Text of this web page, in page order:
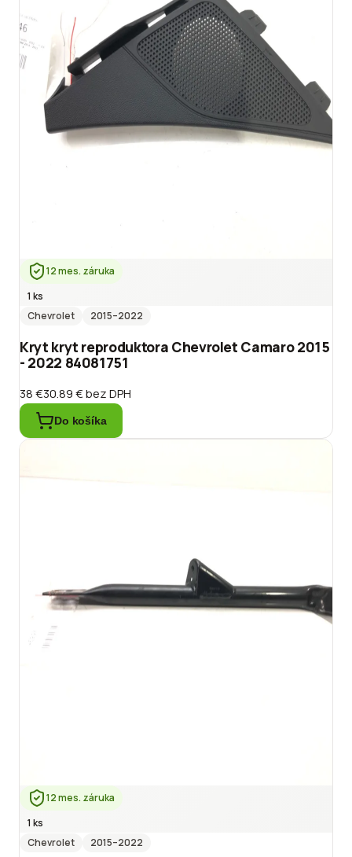
12 mes. záruka
1 ks
Chevrolet
2015–2022
Kryt kryt reproduktora Chevrolet Camaro 2015
- 2022 84081751
38 €30.89 €bez DPH
Do košíka
12 mes. záruka
1 ks
Chevrolet
2015–2022